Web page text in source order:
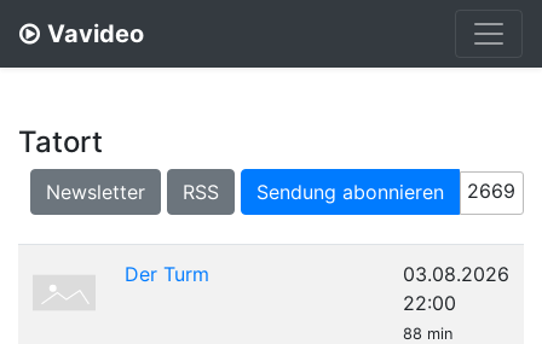
Vavideo
Tatort
Newsletter RSS Sendung abonnieren 2669
Der Turm
03.08.2026
22:00
88 min